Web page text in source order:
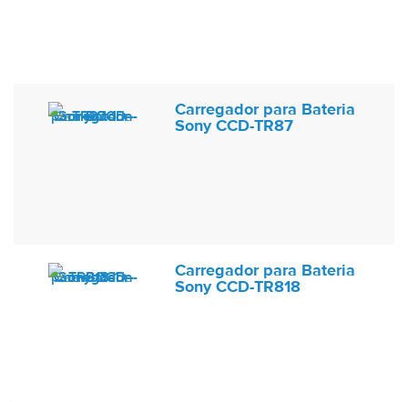
Carregador para Bateria
Sony CCD-TR87
Carregador para Bateria
Sony CCD-TR818